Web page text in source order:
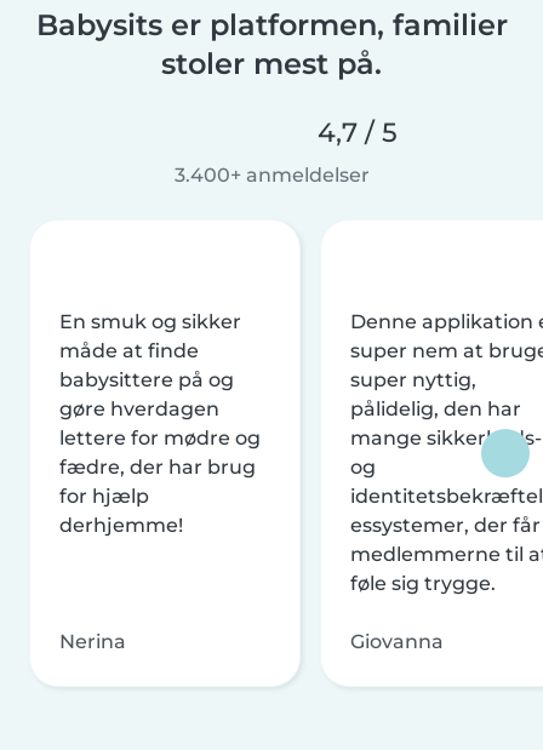
Babysits er platformen, familier
stoler mest på.
4,7 / 5
3.400+ anmeldelser
En smuk og sikker
måde at finde
babysittere på og
gøre hverdagen
lettere for mødre og
fædre, der har brug
for hjælp
derhjemme!
Nerina
Denne applikation
super nem at
super nyttig,
pålidelig, den har
mange sikkerheds-
og
essystemer, der får
medlemmerne til
føle sig trygge.
Giovanna